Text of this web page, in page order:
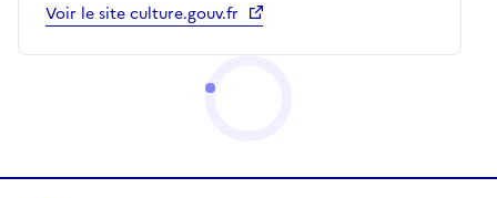
Voir le site culture.gouv.fr